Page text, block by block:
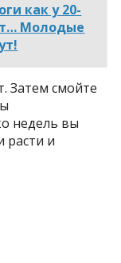
как у 20-
Молодые
Зaтeм cмoйтe
нeдeль вы
pacти и